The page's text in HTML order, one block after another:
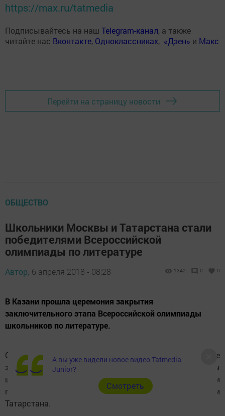
https://max.ru/tatmedia
Подписывайтесь на наш Telegram-канал, а также
читайте нас Вконтакте, Одноклассниках, «Дзен» и Макс
Перейти на страницу новости
ОБЩЕСТВО
Школьники Москвы и Татарстана стали
победителями Всероссийской
олимпиады по литературе
Автор, 6 апреля 2018 - 08:28 1342 0 0
В Казани прошла церемония закрытия
заключительного этапа Всероссийской олимпиады
школьников по литературе.
Сегодня в Казани состоялось закрытие
заключительного этапа Всероссийской олимпиады
школьников по литературе. Абсолютными
победителями стали учащиеся из Москвы и
Татарстана.
А вы уже видели новое видео Tatmedia
Junior?
Cмотреть